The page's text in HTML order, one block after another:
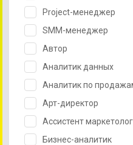
Project-менеджер
SMM-менеджер
Автор
Аналитик данных
Аналитик по
Арт-директор
Ассистент
Бизнес-аналитик